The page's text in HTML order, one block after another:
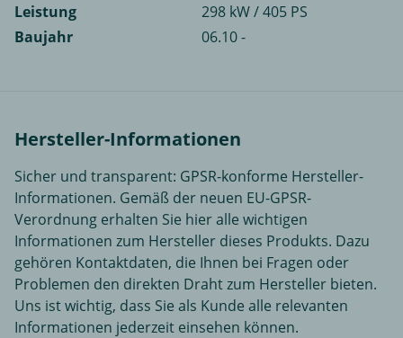
Leistung
298 kW / 405 PS
Baujahr
06.10 -
Hersteller-Informationen
Sicher und transparent: GPSR-konforme Hersteller-
Informationen. Gemäß der neuen EU-GPSR-
Verordnung erhalten Sie hier alle wichtigen
Informationen zum Hersteller dieses Produkts. Dazu
gehören Kontaktdaten, die Ihnen bei Fragen oder
Problemen den direkten Draht zum Hersteller bieten.
Uns ist wichtig, dass Sie als Kunde alle relevanten
Informationen jederzeit einsehen können.